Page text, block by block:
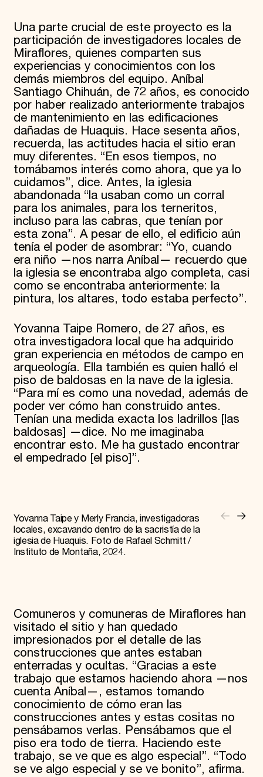
Una parte crucial de este proyecto es la
participación de investigadores locales de
Miraflores, quienes comparten sus
experiencias y conocimientos con los
demás miembros del equipo. Aníbal
Santiago Chihuán, de 72 años, es conocido
por haber realizado anteriormente trabajos
de mantenimiento en las edificaciones
dañadas de Huaquis. Hace sesenta años,
recuerda, las actitudes hacia el sitio eran
muy diferentes. “En esos tiempos, no
tomábamos interés como ahora, que ya lo
cuidamos”, dice. Antes, la iglesia
abandonada “la usaban como un corral
para los animales, para los terneritos,
incluso para las cabras, que tenían por
esta zona”. A pesar de ello, el edificio aún
tenía el poder de asombrar: “Yo, cuando
era niño —nos narra Aníbal— recuerdo que
la iglesia se encontraba algo completa, casi
como se encontraba anteriormente: la
pintura, los altares, todo estaba perfecto”.
Yovanna Taipe Romero, de 27 años, es
otra investigadora local que ha adquirido
gran experiencia en métodos de campo en
arqueología. Ella también es quien halló el
piso de baldosas en la nave de la iglesia.
“Para mí es como una novedad, además de
poder ver cómo han construido antes.
Tenían una medida exacta los ladrillos [las
baldosas] —dice. No me imaginaba
encontrar esto. Me ha gustado encontrar
el empedrado [el piso]”.
Yovanna Taipe y Merly Francia, investigadoras
locales, excavando dentro de la sacristía de la
iglesia de Huaquis. Foto de Rafael Schmitt /
Instituto de Montaña, 2024.
Comuneros y comuneras de Miraflores han
visitado el sitio y han quedado
impresionados por el detalle de las
construcciones que antes estaban
enterradas y ocultas. “Gracias a este
trabajo que estamos haciendo ahora —nos
cuenta Aníbal—, estamos tomando
conocimiento de cómo eran las
construcciones antes y estas cositas no
pensábamos verlas. Pensábamos que el
piso era todo de tierra. Haciendo este
trabajo, se ve que es algo especial”. “Todo
se ve algo especial y se ve bonito”, afirma.